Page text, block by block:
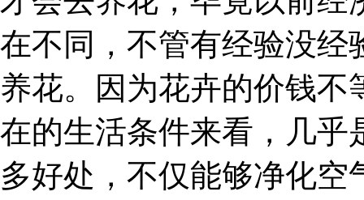
在不同，不管有经验没经
养花。因为花卉的价钱
在的生活条件来看，几乎
多好处，不仅能够净化